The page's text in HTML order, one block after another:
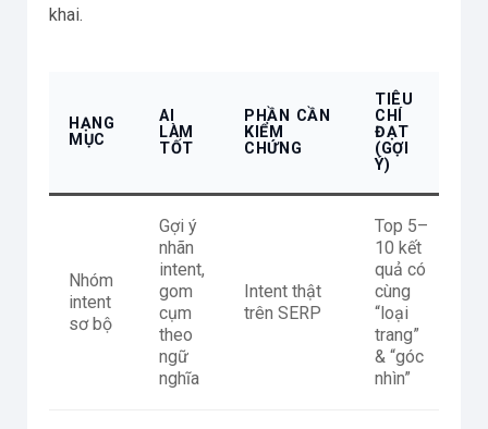
khai.
HẠNG
MỤC
AI
LÀM
TỐT
PHẦN CẦN
KIỂM
CHỨNG
TIÊU
CHÍ
ĐẠT
(GỢI
Ý)
Nhóm
intent
sơ bộ
Gợi ý
nhãn
intent,
gom
cụm
theo
ngữ
nghĩa
Intent thật
trên SERP
Top 5–
10 kết
quả có
cùng
“loại
trang”
& “góc
nhìn”